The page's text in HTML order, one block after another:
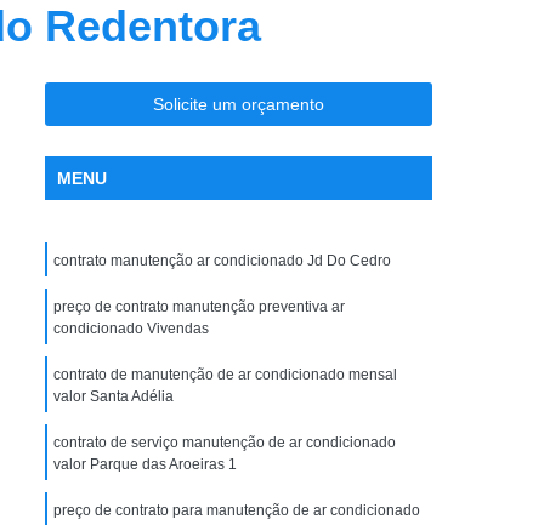
Limpeza de Dutos com Robô
de Ar Condicionado
São José do Rio Preto
Maceno
Limpeza de Dutos de Exaustão
Industriais
Limpeza de Dutos Robotizada
Robotizada de Dutos de Ar Condicionado
Plano de Manutenção Operação e Controle
Controle para Ar Condicionado
Pmoc Ar Condicionado
Ar Condicionado São José do Rio Preto
Pmoc de Ar Condicionado
de Manutenção Operação e Controle
Redentora
Solicite um orçamento
MENU
contrato manutenção ar condicionado Jd Do Cedro
preço de contrato manutenção preventiva ar
condicionado Vivendas
contrato de manutenção de ar condicionado mensal
valor Santa Adélia
contrato de serviço manutenção de ar condicionado
valor Parque das Aroeiras 1
preço de contrato para manutenção de ar condicionado